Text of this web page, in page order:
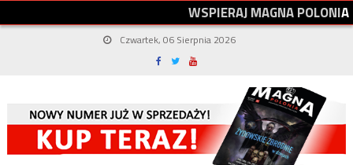
WSPIERAJMAGNAPOLONIA
Czwartek, 06 Sierpnia 2026